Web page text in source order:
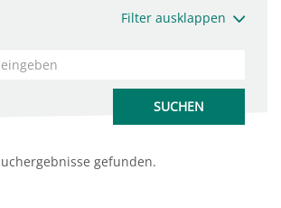
Filter ausklappen
gefunden.